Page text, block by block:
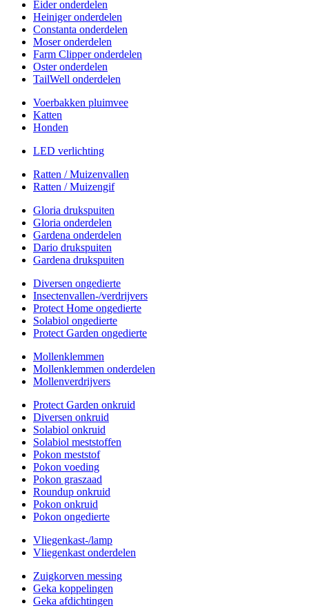
Eider onderdelen
Heiniger onderdelen
Constanta onderdelen
Moser onderdelen
Farm Clipper onderdelen
Oster onderdelen
TailWell onderdelen
Voerbakken pluimvee
Katten
Honden
LED verlichting
Ratten / Muizenvallen
Ratten / Muizengif
Gloria drukspuiten
Gloria onderdelen
Gardena onderdelen
Dario drukspuiten
Gardena drukspuiten
Diversen ongedierte
Insectenvallen-/verdrijvers
Protect Home ongedierte
Solabiol ongedierte
Protect Garden ongedierte
Mollenklemmen
Mollenklemmen onderdelen
Mollenverdrijvers
Protect Garden onkruid
Diversen onkruid
Solabiol onkruid
Solabiol meststoffen
Pokon meststof
Pokon voeding
Pokon graszaad
Roundup onkruid
Pokon onkruid
Pokon ongedierte
Vliegenkast-/lamp
Vliegenkast onderdelen
Zuigkorven messing
Geka koppelingen
Geka afdichtingen